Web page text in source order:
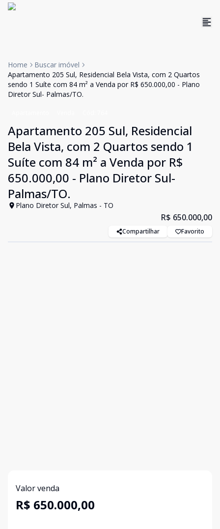
Home
Buscar imóvel
Apartamento 205 Sul, Residencial Bela Vista, com 2 Quartos
sendo 1 Suíte com 84 m² a Venda por R$ 650.000,00 - Plano
Diretor Sul- Palmas/TO.
Apartamento 205 Sul, Residencial
Bela Vista, com 2 Quartos sendo 1
Suíte com 84 m² a Venda por R$
650.000,00 - Plano Diretor Sul-
Palmas/TO.
Plano Diretor Sul, Palmas - TO
R$ 650.000,00
Compartilhar Favorito
Valor venda
R$ 650.000,00